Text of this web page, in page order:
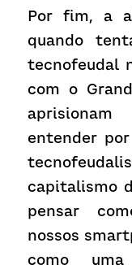
Por fim, a
quando
tecnofeudal
com o
entender
capitalismo
pensar
nossos
como